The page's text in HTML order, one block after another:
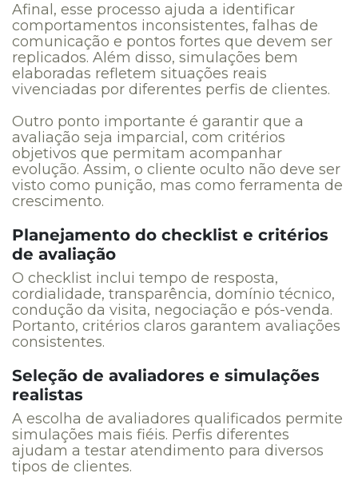
Afinal, esse processo ajuda a identificar
comportamentos inconsistentes, falhas de
comunicação e pontos fortes que devem ser
replicados. Além disso, simulações bem
elaboradas refletem situações reais
vivenciadas por diferentes perfis de clientes.
Outro ponto importante é garantir que a
avaliação seja imparcial, com critérios
objetivos que permitam acompanhar
evolução. Assim, o cliente oculto não deve ser
visto como punição, mas como ferramenta de
crescimento.
Planejamento do checklist e critérios
de avaliação
O checklist inclui tempo de resposta,
cordialidade, transparência, domínio técnico,
condução da visita, negociação e pós-venda.
Portanto, critérios claros garantem avaliações
consistentes.
Seleção de avaliadores e simulações
realistas
A escolha de avaliadores qualificados permite
simulações mais fiéis. Perfis diferentes
ajudam a testar atendimento para diversos
tipos de clientes.